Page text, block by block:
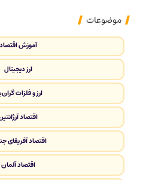
موضوعات
آموزش اقتصاد
ارز دیجیتال
ارز و فلزات
اقتصاد
اقتصاد آفریقای
اقتصاد آلمان